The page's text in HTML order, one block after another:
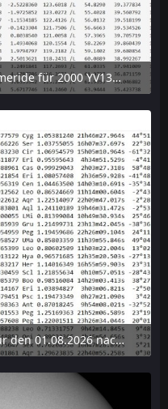
Genaue Berechnung der Ephemeride für 2000 YV137 mit dem online-tool "Horizon" des JPL
Nummerierte Apollo-Objekte für den 01.08.2026 nach Erdabstand sortiert, nur die ersten der 1910 Objekte angezeigt